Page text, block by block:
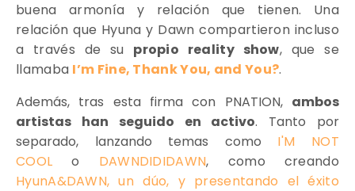
buena armonía y relación que tienen. Una
relación que Hyuna y Dawn compartieron incluso
a través de su propio reality show, que se
llamaba I’m Fine, Thank You, and You?.
Además, tras esta firma con PNATION, ambos
artistas han seguido en activo. Tanto por
separado, lanzando temas como I'M NOT
COOL o DAWNDIDIDAWN, como creando
HyunA&DAWN, un dúo, y presentando el éxito